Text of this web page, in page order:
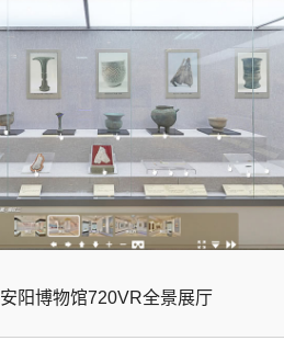
安阳博物馆720VR全景展厅